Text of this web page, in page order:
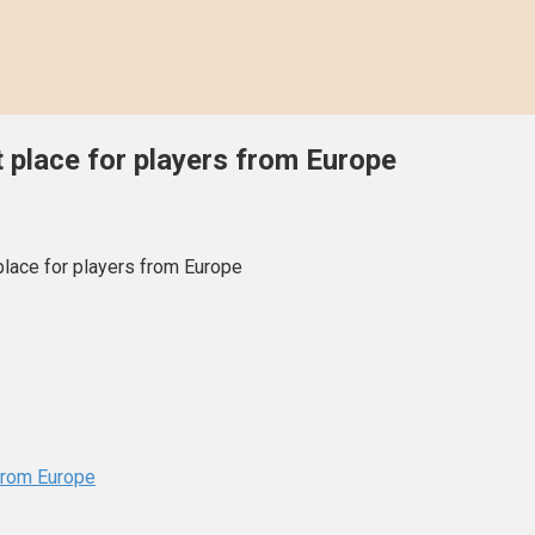
for players from Europe
for players from Europe
Europe